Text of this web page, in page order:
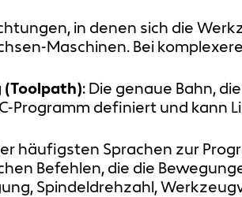
in denen sich die
Maschinen. Bei
(Toolpath): Die genaue Bahn,
Programm definiert und kann
häufigsten Sprachen zur
Befehlen, die die
Spindeldrehzahl,